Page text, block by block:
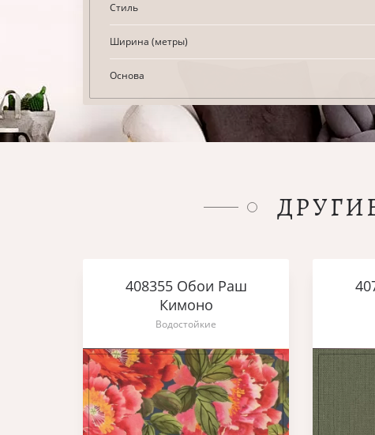
Стиль
Ширина (метры)
Основа
408355 Обои Раш
Кимоно
Водостойкие